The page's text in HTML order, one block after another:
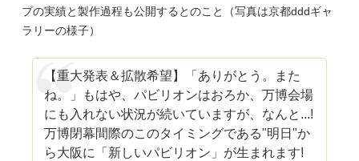
プの実績と製作過程も公開するとのこと（写真は京都dddギャ
ラリーの様子）
【重大発表＆拡散希望】「ありがとう。また
ね。」もはや、パビリオンはおろか、万博会場
にも入れない状況が続いていますが、なんと...!
万博閉幕間際のこのタイミングである"明日"か
ら大阪に「新しいパビリオン」が生まれます!